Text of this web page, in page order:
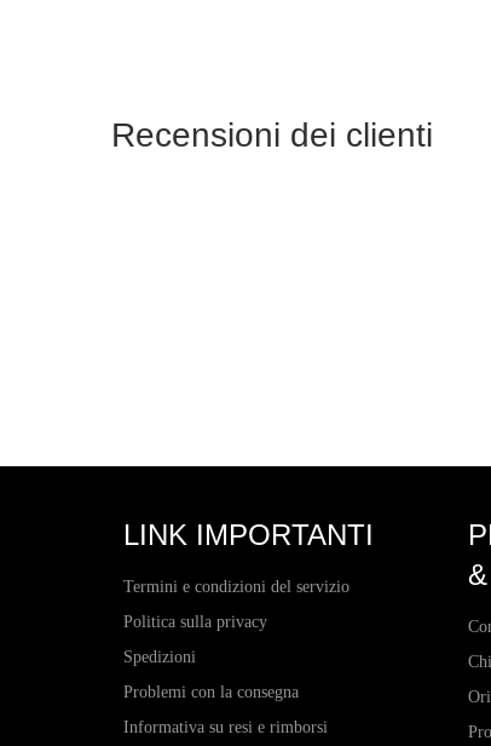
Recensioni dei clienti
LINK IMPORTANTI
Termini e condizioni del servizio
Politica sulla privacy
Spedizioni
Problemi con la consegna
Informativa su resi e rimborsi